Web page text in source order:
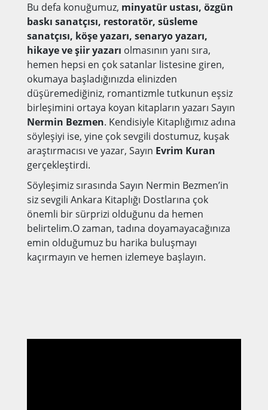
Bu defa konuğumuz, minyatür ustası, özgün
baskı sanatçısı, restoratör, süsleme
sanatçısı, köşe yazarı, senaryo yazarı,
hikaye ve şiir yazarı olmasının yanı sıra,
hemen hepsi en çok satanlar listesine giren,
okumaya başladığınızda elinizden
düşüremediğiniz, romantizmle tutkunun eşsiz
birleşimini ortaya koyan kitapların yazarı Sayın
Nermin Bezmen. Kendisiyle Kitaplığımız adına
söyleşiyi ise, yine çok sevgili dostumuz, kuşak
araştırmacısı ve yazar, Sayın Evrim Kuran
gerçekleştirdi.
Söyleşimiz sırasında Sayın Nermin Bezmen’in
siz sevgili Ankara Kitaplığı Dostlarına çok
önemli bir sürprizi olduğunu da hemen
belirtelim.O zaman, tadına doyamayacağınıza
emin olduğumuz bu harika buluşmayı
kaçırmayın ve hemen izlemeye başlayın.